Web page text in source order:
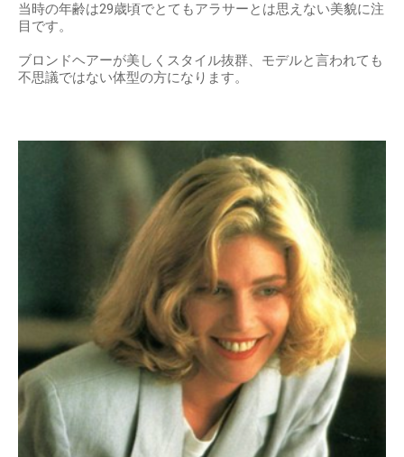
当時の年齢は29歳頃でとてもアラサーとは思えない美貌に注
目です。
ブロンドヘアーが美しくスタイル抜群、モデルと言われても
不思議ではない体型の方になります。